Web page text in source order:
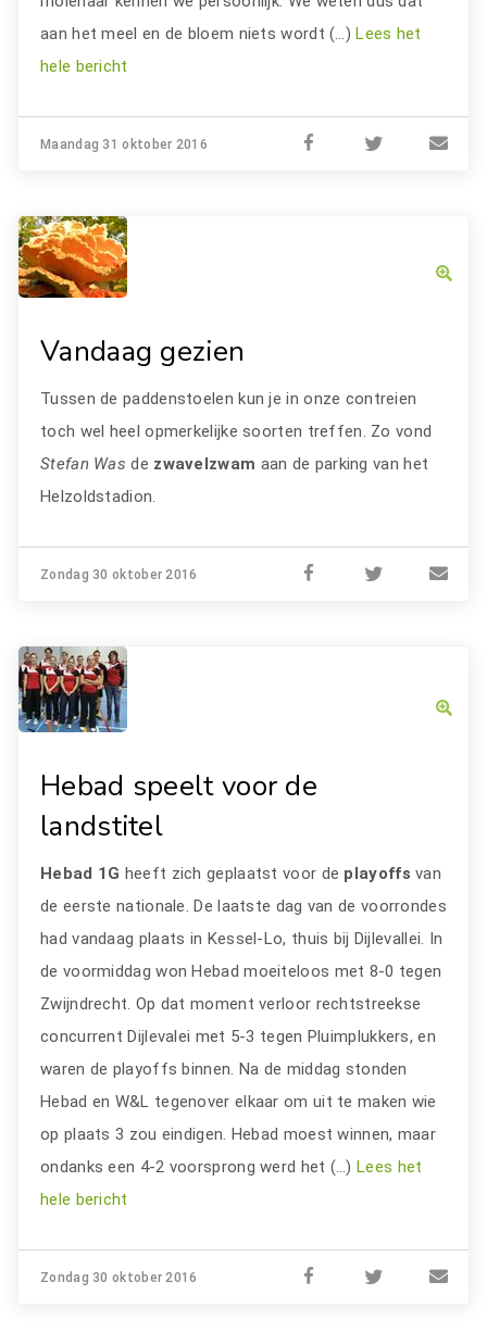
aan het meel en de bloem niets wordt (…)Lees het
hele bericht
Maandag 31 oktober 2016
Vandaag gezien
Tussen de paddenstoelen kun je in onze contreien
toch wel heel opmerkelijke soorten treffen. Zo vond
Stefan Was de zwavelzwam aan de parking van het
Helzoldstadion.
Zondag 30 oktober 2016
Hebad speelt voor de
landstitel
Hebad 1G heeft zich geplaatst voor de playoffsvan
de eerste nationale. De laatste dag van de voorrondes
had vandaag plaats in Kessel-Lo, thuis bij Dijlevallei. In
de voormiddag won Hebad moeiteloos met 8-0 tegen
Zwijndrecht. Op dat moment verloor rechtstreekse
concurrent Dijlevalei met 5-3 tegen Pluimplukkers, en
waren de playoffs binnen. Na de middag stonden
Hebad en W&L tegenover elkaar om uit te maken wie
op plaats 3 zou eindigen. Hebad moest winnen, maar
ondanks een 4-2 voorsprong werd het (…) Lees het
hele bericht
Zondag 30 oktober 2016